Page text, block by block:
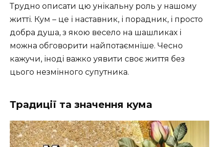
Трудно описати цю унікальну роль у нашому
житті. Кум – це і наставник, і порадник, і просто
добра душа, з якою весело на шашликах і
можна обговорити найпотаємніше. Чесно
кажучи, іноді важко уявити своє життя без
цього незмінного супутника.
Традиції та значення кума